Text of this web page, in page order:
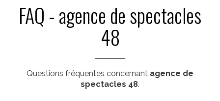
FAQ - agence de spectacles
48
Questions fréquentes concernant agence de
spectacles 48.